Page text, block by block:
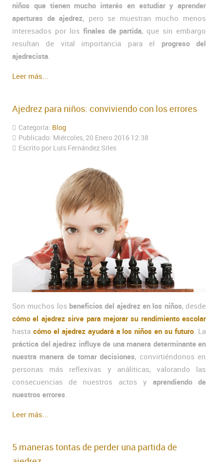
niños que tienen mucho interés en estudiar y aprender
aperturas de ajedrez, pero se muestran mucho menos
interesados por los finales de partida, que sin embargo
resultan de vital importancia para el progreso del
ajedrecista.
Leer más...
Ajedrez para niños: conviviendo con los errores
Categoría: Blog
Publicado: Miércoles, 20 Enero 2016 12:38
Escrito por Luís Fernández Siles
Son muchos los beneficios del ajedrez en los niños, desde
cómo el ajedrez sirve para mejorar su rendimiento escolar
hasta cómo el ajedrez ayudará a los niños en su futuro . La
práctica del ajedrez influye de una manera determinante en
nuestra manera de tomar decisiones, convirtiéndonos en
personas más reflexivas y análiticas, valorando las
consecuencias de nuestros actos y aprendiendo de
nuestros errores
Leer más...
5 maneras tontas de perder una partida de